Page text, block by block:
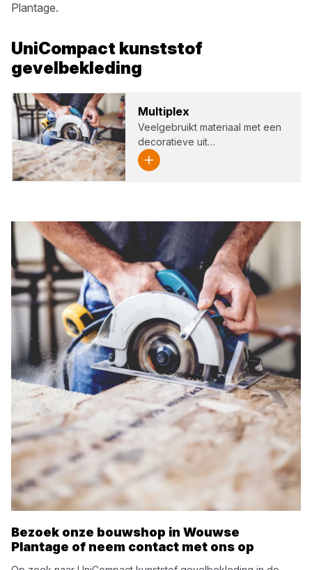
Plantage.
UniCompact kunststof
gevelbekleding
Mul­ti­plex
Veelgebruikt materiaal met een
decoratieve uit…
Bezoek onze bouwshop in Wouwse
Plantage of neem contact met ons op